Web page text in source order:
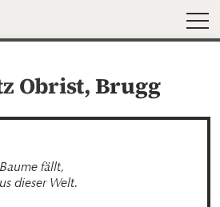
Obrist,Brugg
fällt,
dieser Welt.